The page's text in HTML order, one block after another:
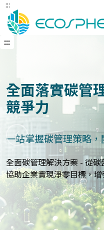
跳
到
中
內
:::
:::
建立企業永續
打造符合國際標準的永
永續報告與ESG評估服務
GRI、
SASB等國際標準的報告策
上一張